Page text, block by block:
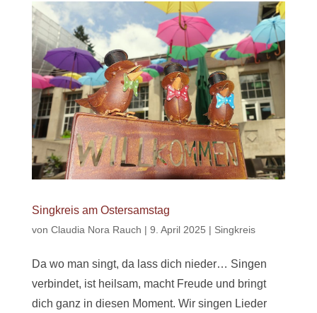
Singkreis am Ostersamstag
von Claudia Nora Rauch | 9. April 2025 | Singkreis
Da wo man singt, da lass dich nieder… Singen
verbindet, ist heilsam, macht Freude und bringt
dich ganz in diesen Moment. Wir singen Lieder